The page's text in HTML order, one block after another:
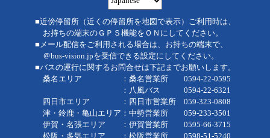
■近傍停留所（近くの停留所を地図で表示）ご利用時は、
お持ちの端末のＧＰＳ機能をＯＮにしてください。
■メール配信をご利用される場合は、お持ちの端末で、
＠bus-vision.jpを受信できる設定にしてください。
■バスの運行に関するお問合せは下記までお願いします。
桑名エリア ：桑名営業所 0594-22-0595
：八風バス 0594-22-6321
四日市エリア ：四日市営業所 059-323-0808
津・鈴鹿・亀山エリア：中勢営業所 059-233-3501
伊賀・名張エリア ：伊賀営業所 0595-66-3715
松阪・多気エリア ：松阪営業所 0598-51-5240